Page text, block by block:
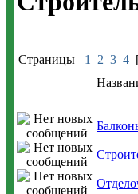
Страницы 1 2 3 4